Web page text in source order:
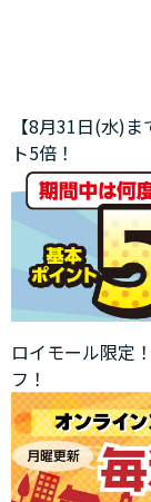
【8月31日(水)
ト5倍！
ロイモール限定
フ！